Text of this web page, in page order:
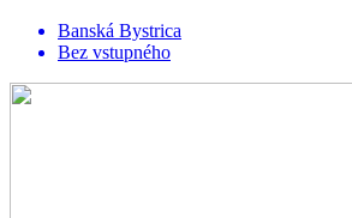
Banská Bystrica
Bez vstupného